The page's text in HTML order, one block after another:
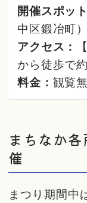
開催スポッ
中区鍛冶町）
アクセス：
から徒歩で
料金： 観覧
まちなか
催
まつり期間中